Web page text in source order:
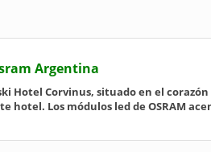
Argentina
Hotel Corvinus, situado en el
hotel. Los módulos led de OSRAM